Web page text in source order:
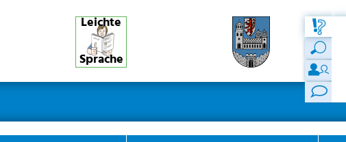
Leichte
Sprache